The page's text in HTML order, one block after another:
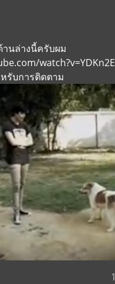
นล่างนี้ครับผม
รับการติดตาม